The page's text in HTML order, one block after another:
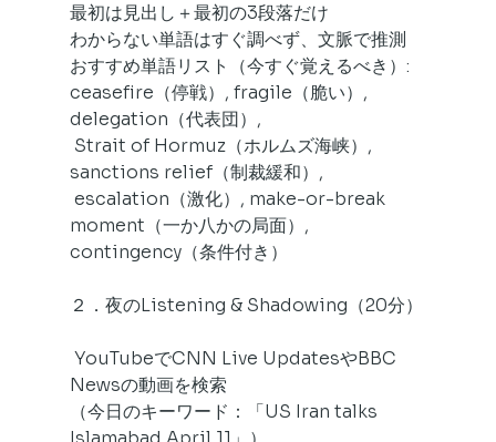
最初は見出し＋最初の3段落だけ
わからない単語はすぐ調べず、文脈で推測
おすすめ単語リスト（今すぐ覚えるべき）:
ceasefire（停戦）, fragile（脆い）,
delegation（代表団）,
Strait of Hormuz（ホルムズ海峡）,
sanctions relief（制裁緩和）,
escalation（激化）, make-or-break
moment（一か八かの局面）,
contingency（条件付き）
２．夜のListening & Shadowing（20分）
YouTubeでCNN Live UpdatesやBBC
Newsの動画を検索
（今日のキーワード：「US Iran talks